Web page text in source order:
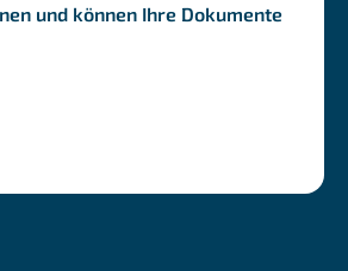
und können Ihre Dokumente